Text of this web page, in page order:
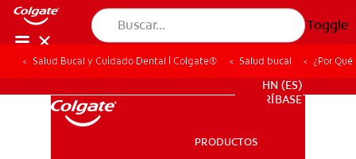
Toggle
HN (ES)
SUSCRÍBASE
PRODUCTOS
Salud Bucal y Cuidado Dental | Colgate® Salud bucal ¿Por